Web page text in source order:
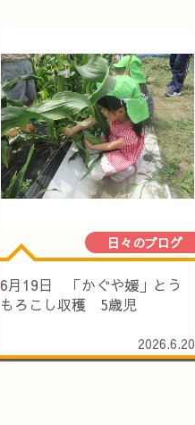
日々のブログ
6月19日 「かぐや媛」とう
もろこし収穫 5歳児
2026.6.20